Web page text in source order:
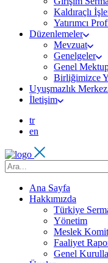
Kaldıraçlı
Yatırımcı
Düzenlemeler
Mevzuat
Genelgeler
Genel
Birliğimizce
Uyuşmazlık
İletişim
tr
en
Ana Sayfa
Hakkımızda
Türkiye
Yönetim
Meslek
Faaliyet
Genel